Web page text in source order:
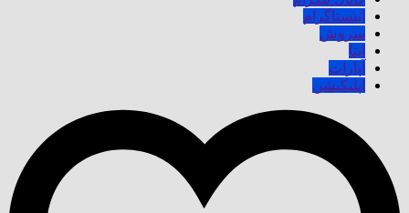
اینستاگرام
سروش
ایتا
آپارات
اپلیکیشن